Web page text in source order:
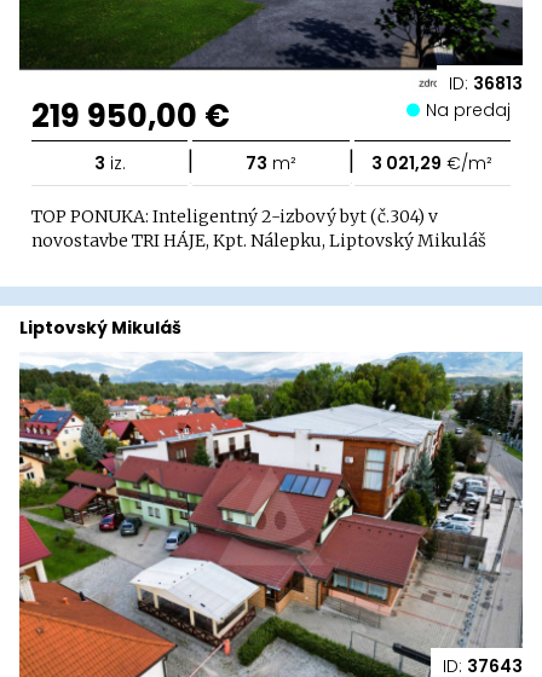
ID: 36813
219 950,00 € Na predaj
3 iz. | 73 m² | 3 021,29 €/m²
TOP PONUKA: Inteligentný 2-izbový byt (č.304) v
novostavbe TRI HÁJE, Kpt. Nálepku, Liptovský Mikuláš
ID: 37643
Liptovský Mikuláš